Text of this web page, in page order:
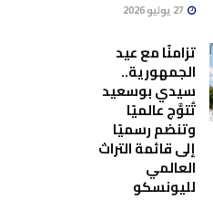
تزامنًا مع عيد
الجمهورية..
سيدي بوسعيد
تُتوَّج عالميًا
وتنضم رسميًا
إلى قائمة التراث
العالمي
لليونسكو